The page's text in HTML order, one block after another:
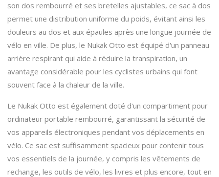
son dos rembourré et ses bretelles ajustables, ce sac à dos
permet une distribution uniforme du poids, évitant ainsi les
douleurs au dos et aux épaules après une longue journée de
vélo en ville. De plus, le Nukak Otto est équipé d'un panneau
arrière respirant qui aide à réduire la transpiration, un
avantage considérable pour les cyclistes urbains qui font
souvent face à la chaleur de la ville.
Le Nukak Otto est également doté d'un compartiment pour
ordinateur portable rembourré, garantissant la sécurité de
vos appareils électroniques pendant vos déplacements en
vélo. Ce sac est suffisamment spacieux pour contenir tous
vos essentiels de la journée, y compris les vêtements de
rechange, les outils de vélo, les livres et plus encore, tout en